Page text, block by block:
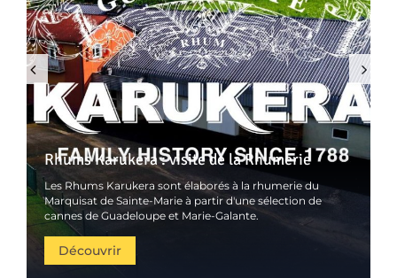
Previous
Rhums Karukera : visite de la Rhumerie
Les Rhums Karukera sont élaborés à la rhumerie du
Marquisat de Sainte-Marie à partir d'une sélection de
cannes de Guadeloupe et Marie-Galante.
Découvrir
Next